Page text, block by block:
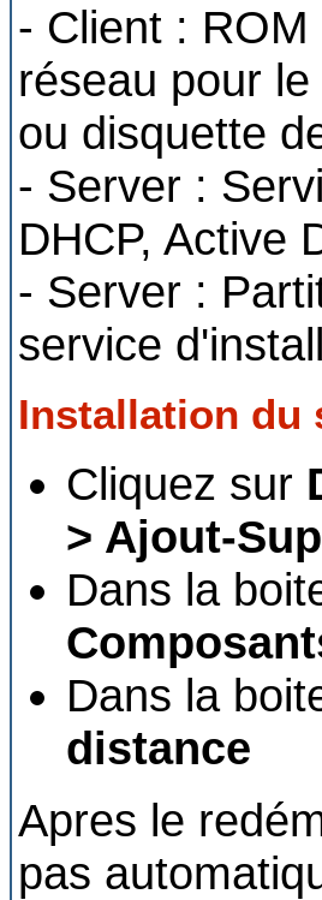
- Client :
réseau pour
ou disquette
- Server :
DHCP, Active
- Server :
service
Installation du
Cliquez sur
> Ajout-
Dans la
Dans la
distance
Apres le
pas